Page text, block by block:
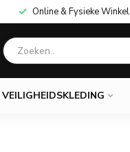
Online & Fysieke Winkel
VEILIGHEIDSKLEDING